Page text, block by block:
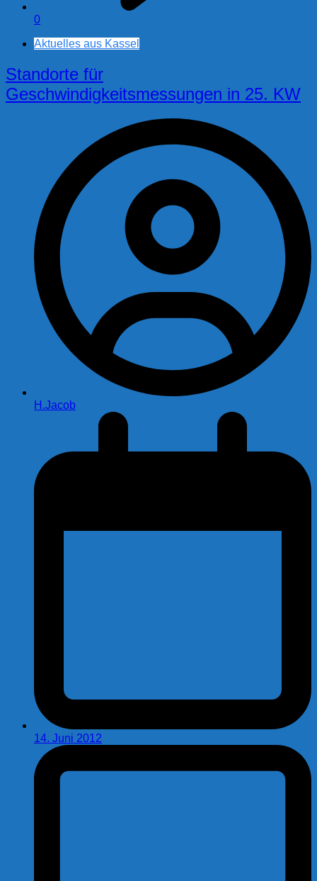
0
Aktuelles aus Kassel
Standorte für
Geschwindigkeitsmessungen in 25. KW
H.Jacob
14. Juni 2012